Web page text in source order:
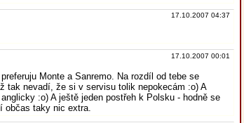
17.10.2007 04:37
17.10.2007 00:01
Monte a Sanremo. Na rozdíl od tebe se
tak nevadí, že si v servisu tolik nepokecám :o) A
:o) A ještě jeden postřeh k Polsku - hodně se
taky nic extra.